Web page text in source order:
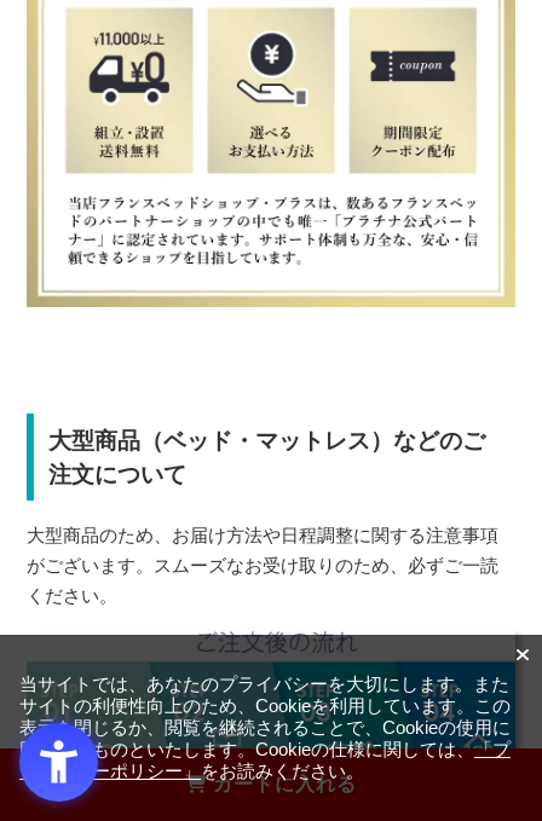
カートに入れる
大型商品（ベッド・マットレス）などのご
注文について
大型商品のため、お届け方法や日程調整に関する注意事項
がございます。スムーズなお受け取りのため、必ずご一読
ください。
当サイトでは、あなたのプライバシーを大切にします。また
サイトの利便性向上のため、Cookieを利用しています。この
表示を閉じるか、閲覧を継続されることで、Cookieの使用に
同意するものといたします。Cookieの仕様に関しては、「プ
ライバシーポリシー」をお読みください。